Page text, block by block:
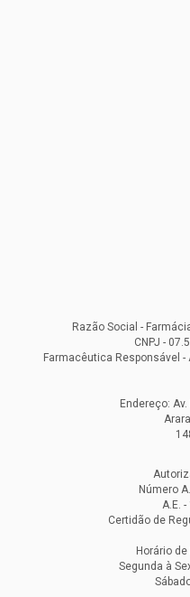
Razão Social -
CNPJ -
Farmacêutica Responsável -
Endereço:
Número
A.E.
Certidão de
Horário
Segunda à